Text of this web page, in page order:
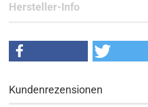
Hersteller-Info
Kundenrezensionen